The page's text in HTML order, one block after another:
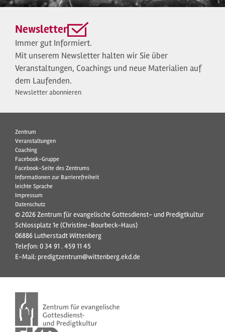
Newsletter
Immer gut Informiert.
Mit unserem Newsletter halten wir Sie über
Veranstaltungen, Coachings und neue Materialien auf
dem Laufenden.
Newsletter abonnieren
Zentrum
Veranstaltungen
Coaching
Facebook-Gruppe
Facebook-Seite des Zentrums
Informationen zur Barrierefreiheit
leichte Sprache
Impressum
Datenschutz
© 2026 Zentrum für evangelische Gottesdienst- und Predigtkultur
Schlossplatz 1e (Christine-Bourbeck-Haus)
06886 Lutherstadt Wittenberg
Telefon:0 34 91 . 459 11 45
E-Mail: predigtzentrum@wittenberg.ekd.de